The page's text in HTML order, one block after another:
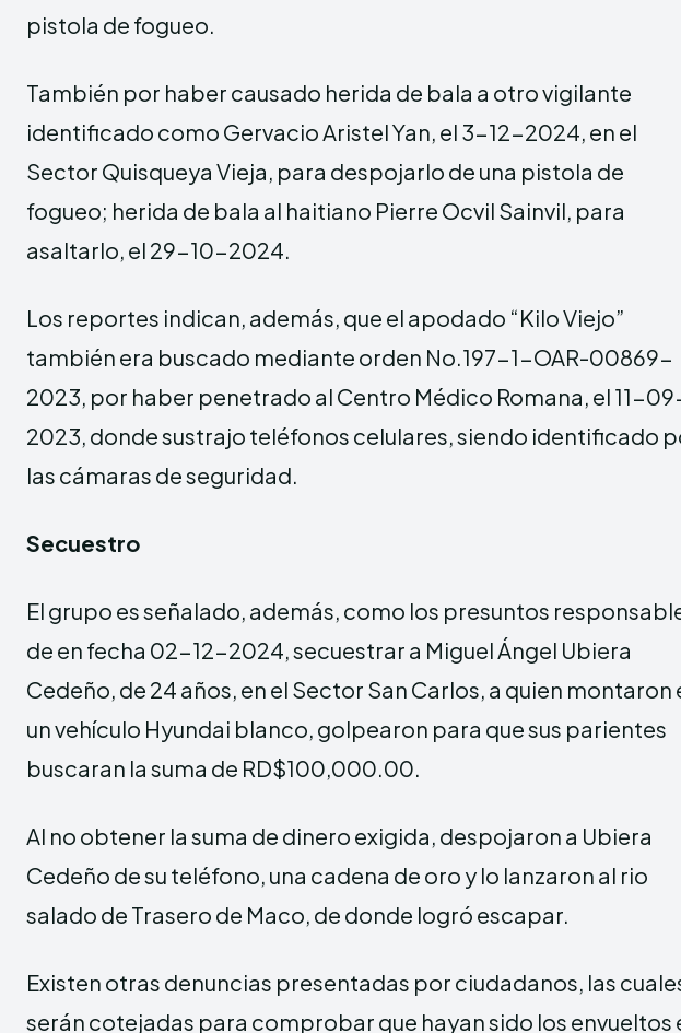
pistola de fogueo.
También por haber causado herida de bala a otro vigilante
identificado como Gervacio Aristel Yan, el 3-12-2024, en el
Sector Quisqueya Vieja, para despojarlo de una pistola de
fogueo; herida de bala al haitiano Pierre Ocvil Sainvil, para
asaltarlo, el 29-10-2024.
Los reportes indican, además, que el apodado “Kilo Viejo”
también era buscado mediante orden No.197-1-OAR-00869-
2023, por haber penetrado al Centro Médico Romana, el 11-
2023, donde sustrajo teléfonos celulares, siendo identificado
las cámaras de seguridad.
Secuestro
El grupo es señalado, además, como los presuntos
de en fecha 02-12-2024, secuestrar a Miguel Ángel Ubiera
Cedeño, de 24 años, en el Sector San Carlos, a quien montaron
un vehículo Hyundai blanco, golpearon para que sus parientes
buscaran la suma de RD$100,000.00.
Al no obtener la suma de dinero exigida, despojaron a Ubiera
Cedeño de su teléfono, una cadena de oro y lo lanzaron al rio
salado de Trasero de Maco, de donde logró escapar.
Existen otras denuncias presentadas por ciudadanos, las
serán cotejadas para comprobar que hayan sido los envueltos